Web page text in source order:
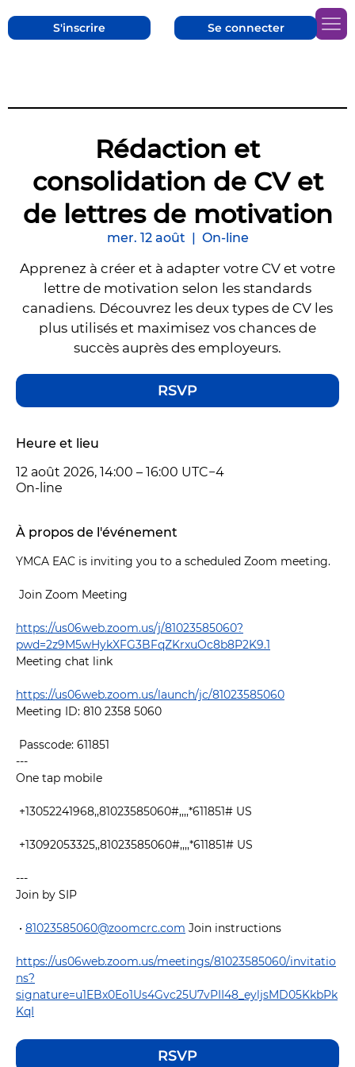
S'inscrire Se connecter
Rédaction et
consolidation de CV et
de lettres de motivation
mer. 12 août On-line
Apprenez à créer et à adapter votre CV et votre
lettre de motivation selon les standards
canadiens. Découvrez les deux types de CV les
plus utilisés et maximisez vos chances de
succès auprès des employeurs.
RSVP
Heure et lieu
12 août 2026, 14:00 – 16:00 UTC−4
On-line
À propos de l'événement
YMCA EAC is inviting you to a scheduled Zoom meeting.
Join Zoom Meeting
https://us06web.zoom.us/j/81023585060?
pwd=2z9M5wHykXFG3BFqZKrxuOc8b8P2K9.1
Meeting chat link
https://us06web.zoom.us/launch/jc/81023585060
Meeting ID: 810 2358 5060
Passcode: 611851
---
One tap mobile
+13052241968,,81023585060#,,,,*611851# US
+13092053325,,81023585060#,,,,*611851# US
---
Join by SIP
• 81023585060@zoomcrc.com Join instructions
https://us06web.zoom.us/meetings/81023585060/invitatio
ns?
signature=u1EBx0Eo1Us4Gvc25U7vPII48_eyljsMD05KkbPk
KqI
RSVP